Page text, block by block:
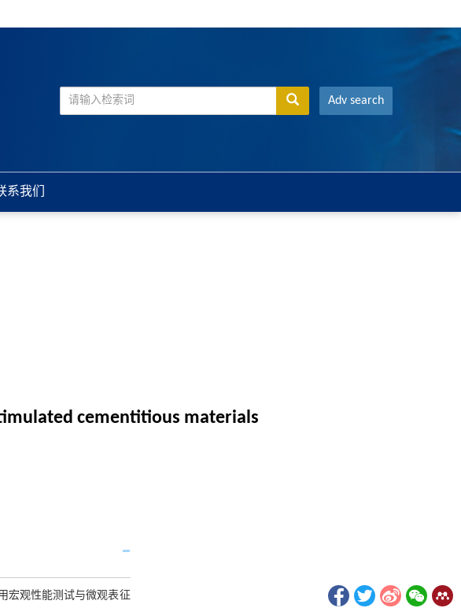
Adv search
系我们
cementitious materials
宏观性能测试与微观表征